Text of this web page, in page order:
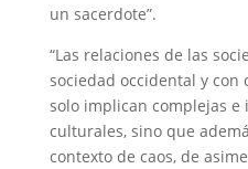
un sacerdote”.
“Las relaciones de las
sociedad occidental y con
solo implican complejas e
culturales, sino que
contexto de caos, de